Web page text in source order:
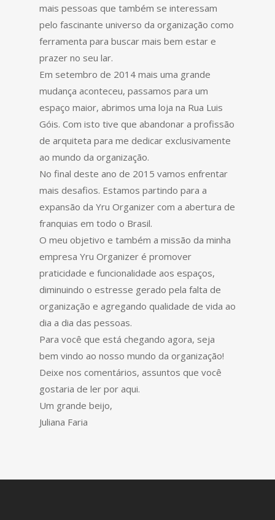
mais pessoas que também se interessam
pelo fascinante universo da organização como
ferramenta para buscar mais bem estar e
prazer no seu lar.
Em setembro de 2014 mais uma grande
mudança aconteceu, passamos para um
espaço maior, abrimos uma loja na Rua Luis
Góis. Com isto tive que abandonar a profissão
de arquiteta para me dedicar exclusivamente
ao mundo da organização.
No final deste ano de 2015 vamos enfrentar
mais desafios. Estamos partindo para a
expansão da Yru Organizer com a abertura de
franquias em todo o Brasil.
O meu objetivo e também a missão da minha
empresa Yru Organizer é promover
praticidade e funcionalidade aos espaços,
diminuindo o estresse gerado pela falta de
organização e agregando qualidade de vida ao
dia a dia das pessoas.
Para você que está chegando agora, seja
bem vindo ao nosso mundo da organização!
Deixe nos comentários, assuntos que você
gostaria de ler por aqui.
Um grande beijo,
Juliana Faria